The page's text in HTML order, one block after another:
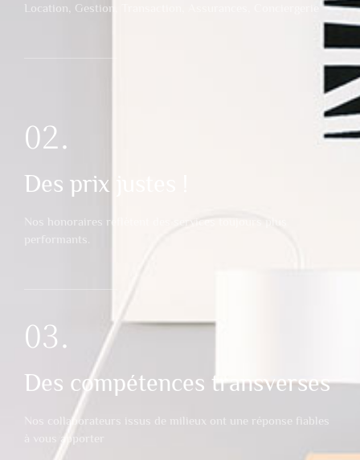
Location, Gestion, Transaction, Assurances, Conciergerie
02.
Des prix justes !
Nos honoraires reflètent des services toujours plus
performants.
03.
Des compétences transverses
Nos collaborateurs issus de milieux ont une réponse fiables
à vous apporter